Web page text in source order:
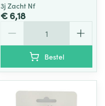
3j Zacht Nf
€ 6,18
Bestel